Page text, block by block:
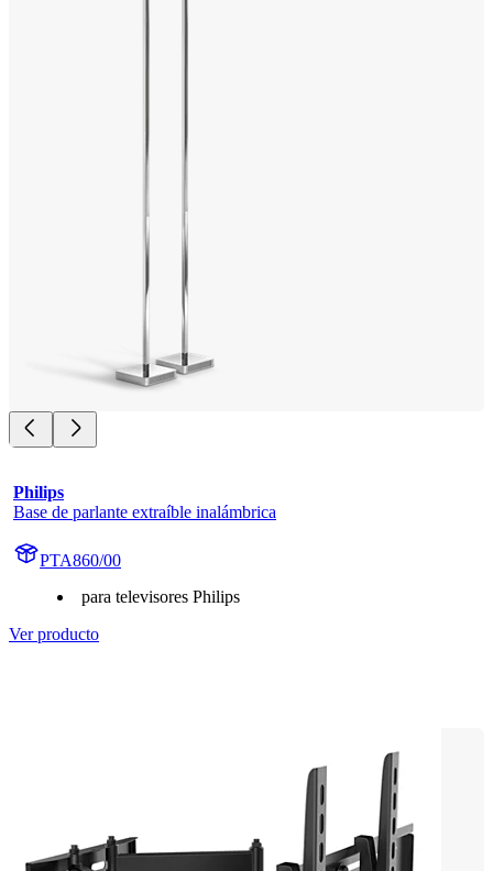
Philips
Base de parlante extraíble inalámbrica
PTA860/00
para televisores Philips
Ver producto